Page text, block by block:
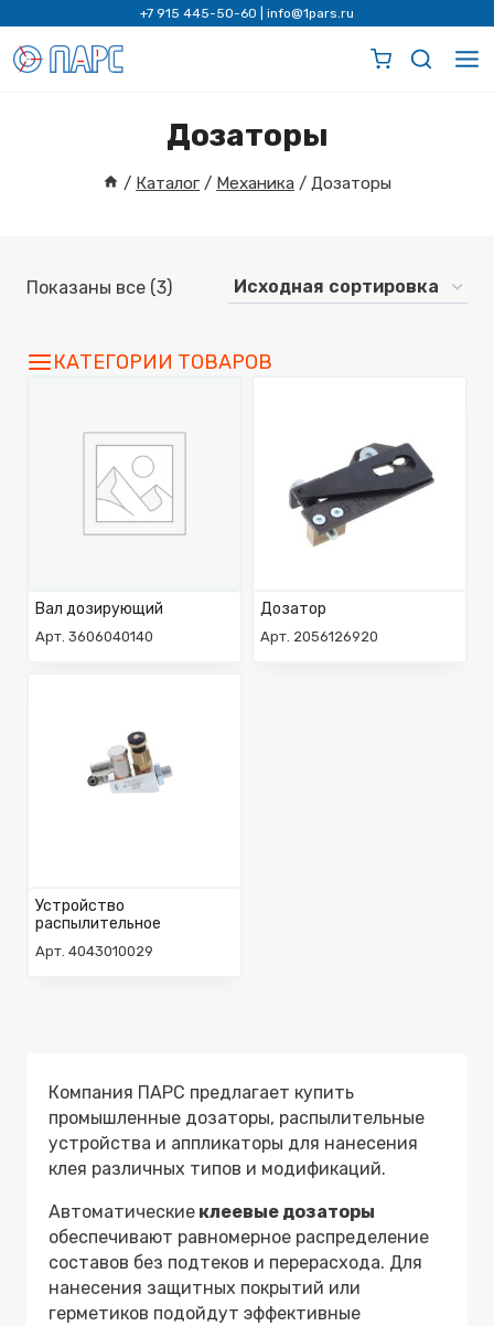
содержимому
+7 915 445-50-60 info@1pars.ru
Дозаторы
/ Каталог / Механика / Дозаторы
Показаны все (3)
КАТЕГОРИИ ТОВАРОВ
Вал дозирующий
Арт. 3606040140
Дозатор
Арт. 2056126920
Устройство
распылительное
Арт. 4043010029
Компания ПАРС предлагает купить
промышленные дозаторы, распылительные
устройства и аппликаторы для нанесения
клея различных типов и модификаций.
Автоматические клеевые дозаторы
обеспечивают равномерное распределение
составов без подтеков и перерасхода. Для
нанесения защитных покрытий или
герметиков подойдут эффективные